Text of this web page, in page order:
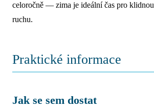
celoročně — zima je ideální čas pro
ruchu.
Praktické informace
Jak se sem dostat